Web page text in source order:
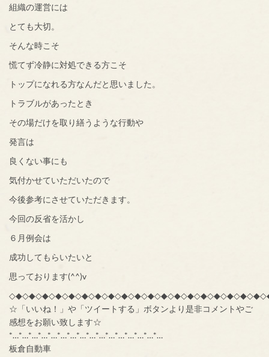
組織の運営には
とても大切。
そんな時こそ
慌てず冷静に対処できる方こそ
トップになれる方なんだと思いました。
トラブルがあったとき
その場だけを取り繕うような行動や
発言は
良くない事にも
気付かせていただいたので
今後参考にさせていただきます。
今回の反省を活かし
６月例会は
成功してもらいたいと
思っております(^^)v
☆「いいね！」や「ツイートする」ボタンより是非コメントやご
感想をお願い致します☆
*…*…*…*…*…*…*…*…*…*…*…*…*…*…*…*…
板倉自動車